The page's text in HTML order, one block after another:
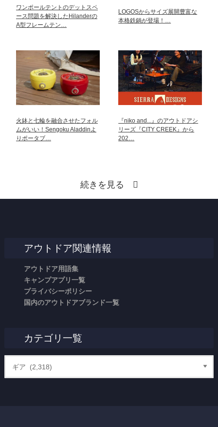
ワンポールテントのデットスペ
ース問題を解決したHilanderの
A型フレームテン…
LOGOSからサイズ展開豊富な
本格鉄鍋が登場！…
火鉢と七輪を融合させたフォル
ムがいい！Sengoku Aladdinよ
りポータブ…
『niko and...』のアウトドアシ
リーズ『CITY CREEK』から
202…
続きを見る
アウトドア関連情報
アウトドア用語集
キャンプアプリ一覧
プライバシーポリシー
国内のアウトドアブランド一覧
カテゴリ一覧